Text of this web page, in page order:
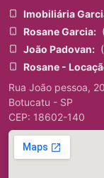
Imobiliária
Rosane Garcia:
João Padovan:
Rosane -
Rua João pessoa,
Botucatu - SP
CEP: 18602-140